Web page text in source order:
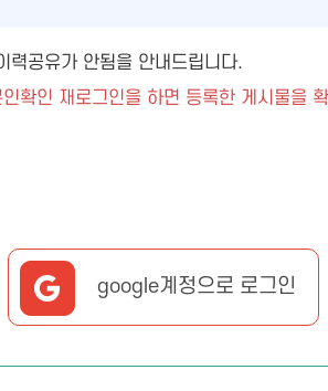
공유가 안됨을 안내드립니다.
인 재로그인을 하면 등록한 게시물을
google계정으로 로그인